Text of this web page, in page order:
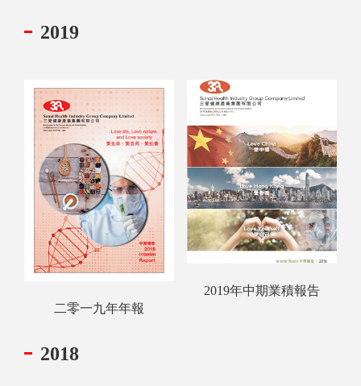
2019
二零一九年年報
2019年中期業積報告
2018